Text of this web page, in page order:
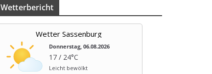
Wet­ter­be­richt
Wetter Sassenburg
Donnerstag, 06.08.2026
17 / 24°C
Leicht bewölkt